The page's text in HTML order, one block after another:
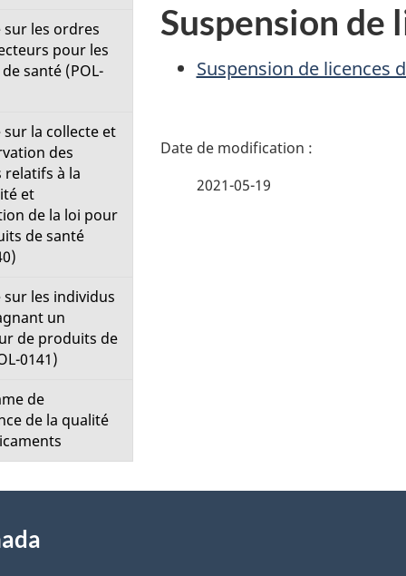
Suspension de
Suspension de licences
D
e
2021-05-19
sur les ordres
pour les
santé (POL-
la collecte et
des
relatifs à la
et
de la loi pour
de santé
les individus
un
de produits de
0141)
de
de la qualité